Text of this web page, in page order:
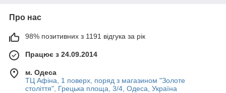
Про нас
98% позитивних з 1191 відгука за рік
Працює з 24.09.2014
м. Одеса
ТЦ Афіна, 1 поверх, поряд з магазином "Золоте
століття", Грецька площа, 3/4, Одеса, Україна